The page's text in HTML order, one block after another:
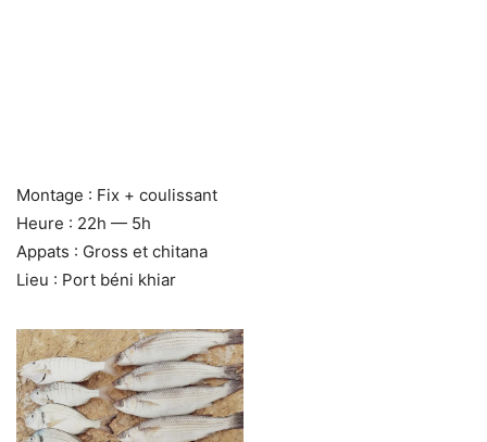
Montage : Fix + coulissant
Heure : 22h — 5h
Appats : Gross et chitana
Lieu : Port béni khiar